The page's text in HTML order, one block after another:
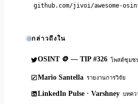
github.com/jivoi/awesome-
กล่าวถึงใน
OSINT 🪙 — TIP #326 โพสต์ชุมช
Mario Santella รายงานการวิจัย
LinkedIn Pulse · Varshney บทคว